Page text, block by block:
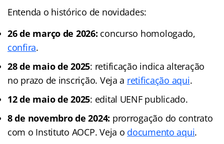
Entenda o histórico de novidades:
26 de março de 2026: concurso homologado,
confira.
28 de maio de 2025: retificação indica alteração
no prazo de inscrição. Veja a retificação aqui.
12 de maio de 2025: edital UENF publicado.
8 de novembro de 2024: prorrogação do contrato
com o Instituto AOCP. Veja o documento aqui.